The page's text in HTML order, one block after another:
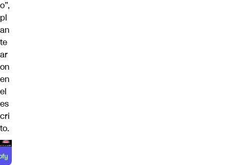
o”,
pl
an
te
ar
on
en
el
es
cri
to.